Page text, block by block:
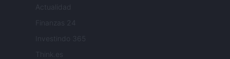
Actualidad
Finanzas 24
Investindo 365
Think.es